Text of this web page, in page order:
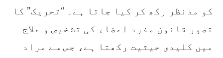
کو مدنظر رکھ کر کیا جاتا ہے۔ “تحریک” کا
تصور قانون مفرد اعضاء کی تشخیص و علاج
میں کلیدی حیثیت رکھتا ہے، جس سے مراد